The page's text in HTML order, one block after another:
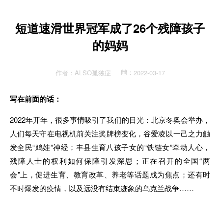
短道速滑世界冠军成了26个残障孩子
的妈妈
作者： ALSO孤独症 ： 2022-03-17
写在前面的话：
2022年开年，很多事情吸引了我们的目光：北京冬奥会举办，
人们每天守在电视机前关注奖牌榜变化，谷爱凌以一己之力触
发全民“鸡娃”神经；丰县生育八孩子女的“铁链女”牵动人心，
残障人士的权利如何保障引发深思；正在召开的全国“两
会”上，促进生育、教育改革、养老等话题成为焦点；还有时
不时爆发的疫情，以及远没有结束迹象的乌克兰战争……